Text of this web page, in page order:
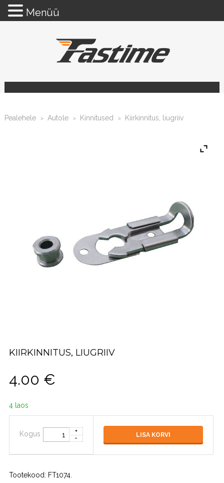
Pealehele > Autole > Kinnitused > Kiirkinnitus, liugriiv
KIIRKINNITUS, LIUGRIIV
4.00 €
4 laos
Kogus LISA KORVI
Tootekood: FT1074
Menüü